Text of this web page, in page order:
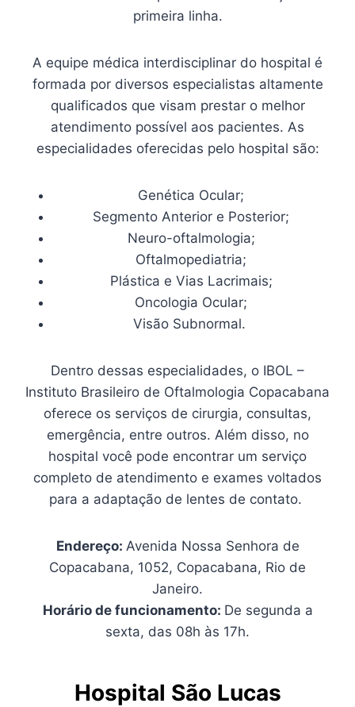
primeira linha.
A equipe médica interdisciplinar do hospital é
formada por diversos especialistas altamente
qualificados que visam prestar o melhor
atendimento possível aos pacientes. As
especialidades oferecidas pelo hospital são:
Genética Ocular;
Segmento Anterior e Posterior;
Neuro-oftalmologia;
Oftalmopediatria;
Plástica e Vias Lacrimais;
Oncologia Ocular;
Visão Subnormal.
Dentro dessas especialidades, o IBOL –
Instituto Brasileiro de Oftalmologia Copacabana
oferece os serviços de cirurgia, consultas,
emergência, entre outros. Além disso, no
hospital você pode encontrar um serviço
completo de atendimento e exames voltados
para a adaptação de lentes de contato.
Endereço: Avenida Nossa Senhora de
Copacabana, 1052, Copacabana, Rio de
Janeiro.
Horário de funcionamento: De segunda a
sexta, das 08h às 17h.
Hospital São Lucas